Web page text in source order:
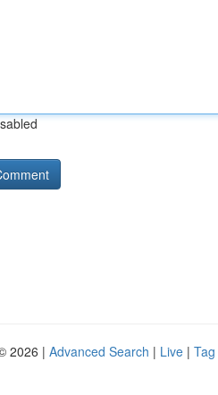
2026 | Advanced Search | Live |